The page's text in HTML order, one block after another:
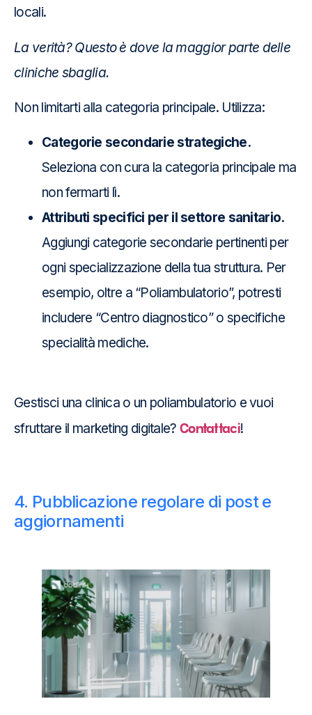
locali.
La verità? Questo è dove la maggior parte delle
cliniche sbaglia.
Non limitarti alla categoria principale. Utilizza:
Categorie secondarie strategiche.
Seleziona con cura la categoria principale ma
non fermarti lì.
Attributi specifici per il settore sanitario.
Aggiungi categorie secondarie pertinenti per
ogni specializzazione della tua struttura. Per
esempio, oltre a “Poliambulatorio”, potresti
includere “Centro diagnostico” o specifiche
specialità mediche.
Gestisci una clinica o un poliambulatorio e vuoi
sfruttare il marketing digitale? Contattaci!
4. Pubblicazione regolare di post e
aggiornamenti